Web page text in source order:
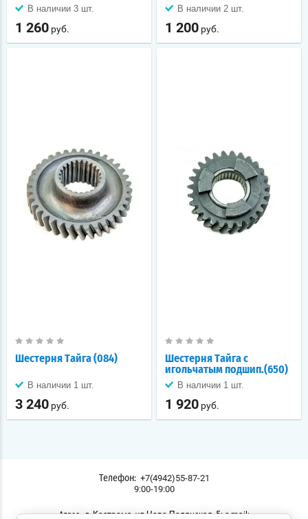
В наличии 3 шт.
1 260 руб.
В наличии 2 шт.
1 200 руб.
Шестерня Тайга (084)
В наличии 1 шт.
3 240 руб.
Шестерня Тайга с
игольчатым подшип.(650)
В наличии 1 шт.
1 920 руб.
Телефон: +7(4942)55-87-21
9:00-19:00
Адрес: г. Кострома, ул.Ново-Полянская, 5; e-mail: